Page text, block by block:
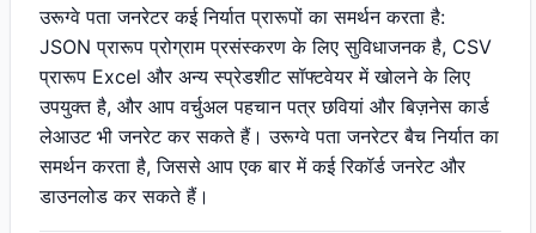
उरूग्वे पता जनरेटर कई निर्यात प्रारूपों का समर्थन करता है:
JSON प्रारूप प्रोग्राम प्रसंस्करण के लिए सुविधाजनक है, CSV
प्रारूप Excel और अन्य स्प्रेडशीट सॉफ्टवेयर में खोलने के लिए
उपयुक्त है, और आप वर्चुअल पहचान पत्र छवियां और बिज़नेस कार्ड
लेआउट भी जनरेट कर सकते हैं। उरूग्वे पता जनरेटर बैच निर्यात का
समर्थन करता है, जिससे आप एक बार में कई रिकॉर्ड जनरेट और
डाउनलोड कर सकते हैं।